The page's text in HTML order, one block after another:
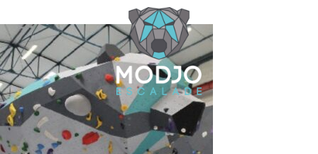
Cookies management panel